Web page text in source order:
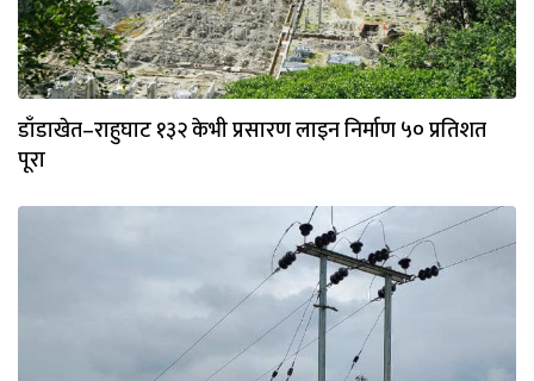
डाँडाखेत–राहुघाट १३२ केभी प्रसारण लाइन निर्माण ५० प्रतिशत
पूरा